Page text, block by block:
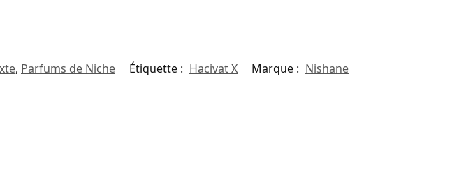
, Parfums de Niche Étiquette : Hacivat X Marque : Nishane